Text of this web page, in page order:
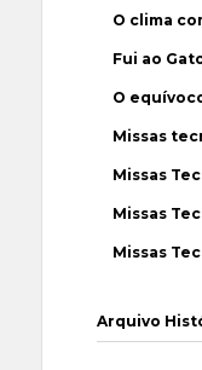
O clima
Fui ao
O
Missas
Missas
Missas
Missas
Arquivo